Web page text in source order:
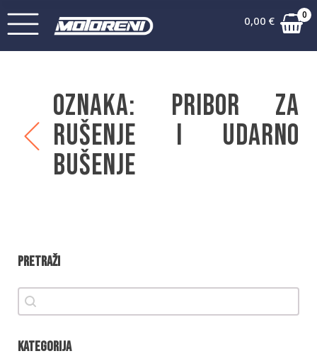
0,00 € 0
Oznaka: Pribor za
rušenje i udarno
bušenje
Pretraži
Pretraži
Pretraži
Kategorija